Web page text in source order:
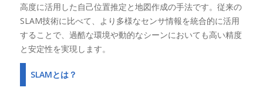
高度に活用した自己位置推定と地図作成の手法です。従来の
SLAM技術に比べて、より多様なセンサ情報を統合的に活用
することで、過酷な環境や動的なシーンにおいても高い精度
と安定性を実現します。
SLAMとは？